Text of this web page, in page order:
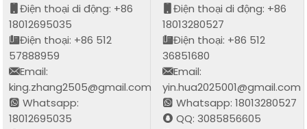
Điện thoại di động: +86
18012695035
Điện thoại: +86 512
57888959
Email:
king.zhang2505@gmail.com
Whatsapp:
18012695035
Điện thoại di động: +86
18013280527
Điện thoại: +86 512
36851680
Email:
yin.hua2025001@gmail.com
Whatsapp: 18013280527
QQ: 3085856605